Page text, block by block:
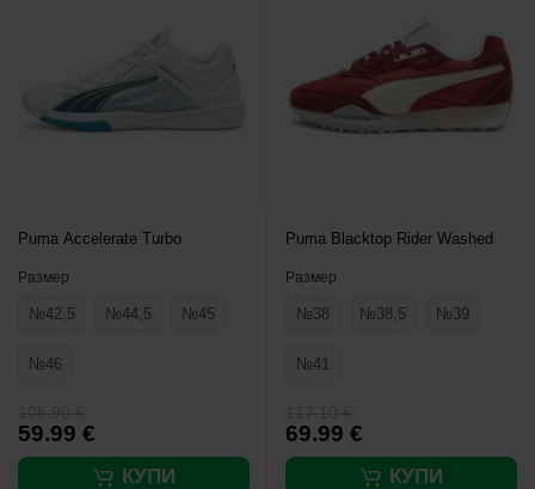
Puma Accelerate Turbo
Размер
№42,5 №44,5 №45
№46
59.99 €
КУПИ
Puma Blacktop Rider Washed
Размер
№38 №38,5 №39
№41
69.99 €
КУПИ